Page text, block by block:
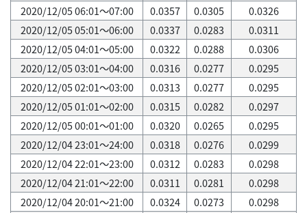
2020/12/05 06:01～07:00
0.0357 0.0305
0.0326
2020/12/05 05:01～06:00
0.0337 0.0283
0.0311
2020/12/05 04:01～05:00
0.0322 0.0288
0.0306
2020/12/05 03:01～04:00
0.0316 0.0277
0.0295
2020/12/05 02:01～03:00
0.0313 0.0277
0.0295
2020/12/05 01:01～02:00
0.0315 0.0282
0.0297
2020/12/05 00:01～01:00
0.0320 0.0265
0.0295
2020/12/04 23:01～24:00
0.0318 0.0276
0.0299
2020/12/04 22:01～23:00
0.0312 0.0283
0.0298
2020/12/04 21:01～22:00
0.0311 0.0281
0.0298
2020/12/04 20:01～21:00
0.0324 0.0273
0.0298